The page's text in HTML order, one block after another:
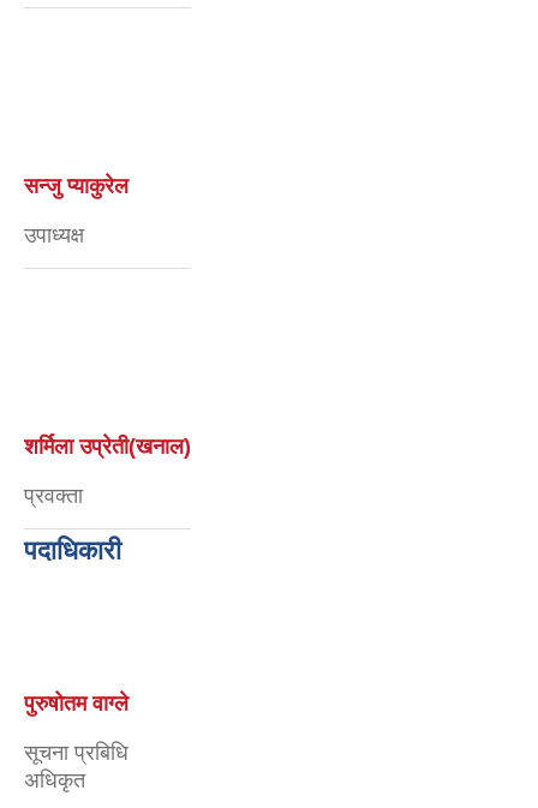
सन्जु प्याकुरेल
उपाध्यक्ष
शर्मिला उप्रेती(खनाल)
प्रवक्ता
पदाधिकारी
शर्मिला मोक्तान
सूचना अधिकारी